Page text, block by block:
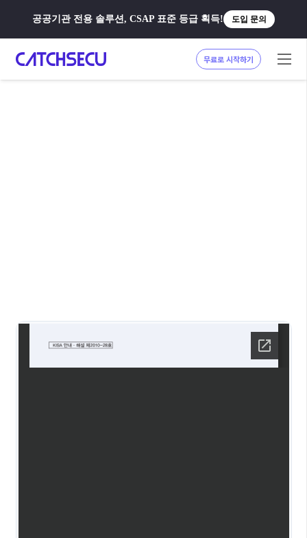
공공기관 전용 솔루션, CSAP 표준 등급 획득! 도입 문의
무료로 시작하기